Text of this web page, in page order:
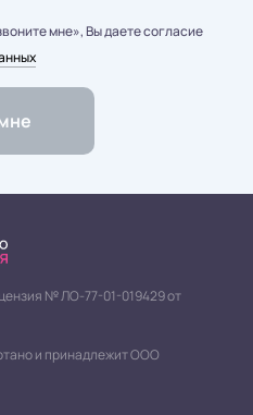
мне», Вы даете согласие
№ ЛО-77-01-019429 от
и принадлежит ООО